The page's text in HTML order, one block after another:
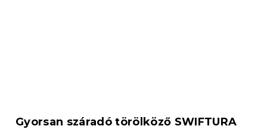
Gyorsan száradó törölköző SWIFTURA